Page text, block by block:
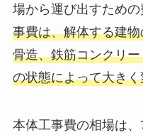
場から運び出すための
事費は、解体する建
骨造、鉄筋コンクリ
の状態によって大きく
本体工事費の相場は